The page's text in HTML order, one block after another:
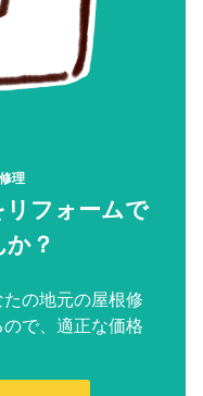
理
フォームで
？
の地元の屋根修
で、適正な価格